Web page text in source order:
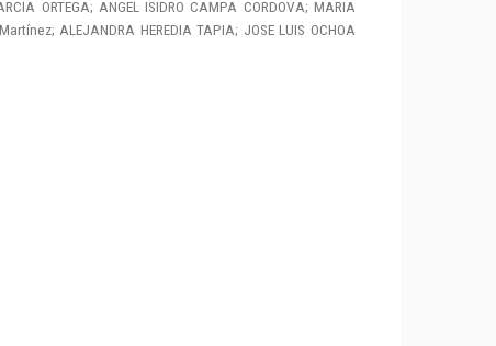
ORTEGA; ANGEL ISIDRO CAMPA CORDOVA; MARIA
ALEJANDRA HEREDIA TAPIA; JOSE LUIS OCHOA